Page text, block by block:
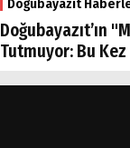
Doğubayazıt
Doğubayazıt’ın
Tutmuyor: Bu